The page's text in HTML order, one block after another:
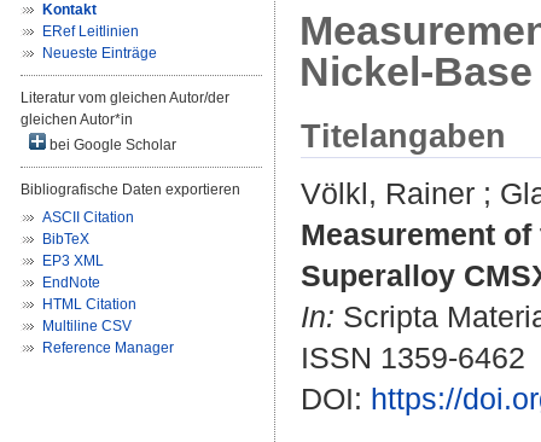
Kontakt
ERef Leitlinien
Neueste Einträge
Literatur vom gleichen Autor/der
gleichen Autor*in
bei Google Scholar
Bibliografische Daten exportieren
ASCII Citation
BibTeX
EP3 XML
EndNote
HTML Citation
Multiline CSV
Reference Manager
Nickel-
Titelangaben
Völkl, Rainer ;
Measurement
Superalloy
In: Scripta
ISSN 1359-6462
DOI: https://